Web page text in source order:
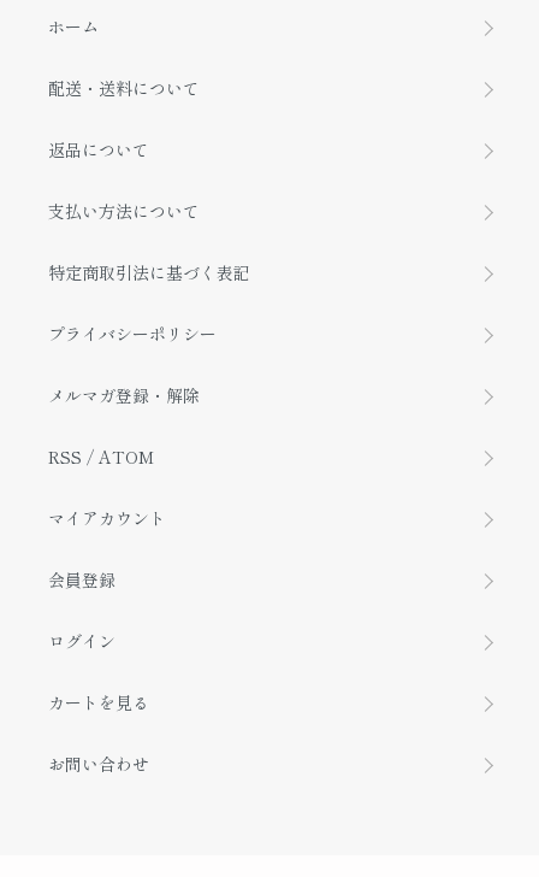
ホーム
配送・送料について
返品について
支払い方法について
特定商取引法に基づく表記
プライバシーポリシー
メルマガ登録・解除
RSS / ATOM
マイアカウント
会員登録
ログイン
カートを見る
お問い合わせ